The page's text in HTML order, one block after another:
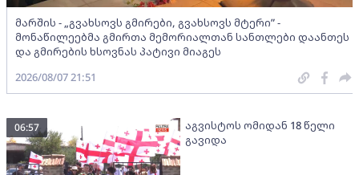
მარშის - „გვახსოვს გმირები, გვახსოვს მტერი” -
მონაწილეებმა გმირთა მემორიალთან სანთლები დაანთეს
და გმირების ხსოვნას პატივი მიაგეს
2026/08/07 21:51
აგვისტოს ომიდან 18 წელი
გავიდა
06:57